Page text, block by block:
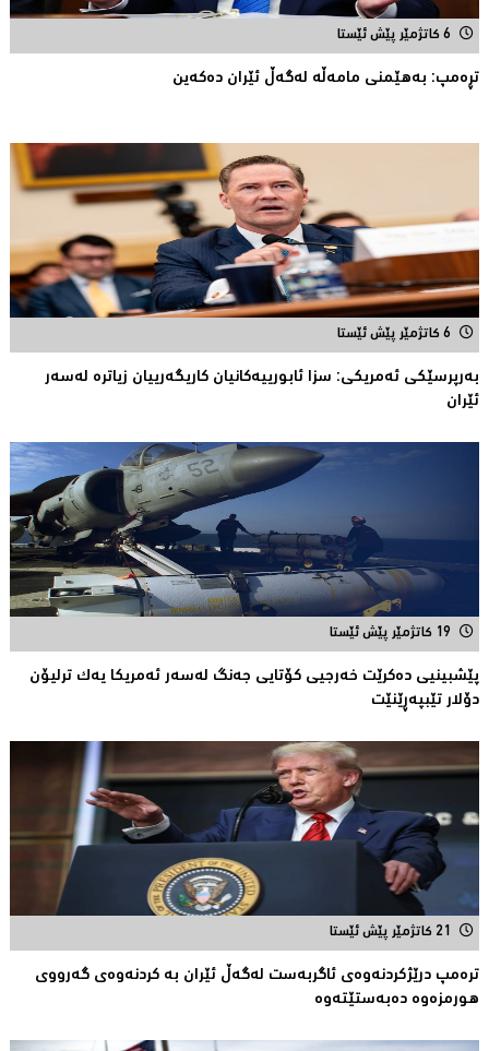
6 کاتژمێر پێش ئێستا
تڕەمپ: بەهێمنى مامەڵە لەگەڵ ئێران دەکەین
6 کاتژمێر پێش ئێستا
به‌رپرسێكی ئه‌مریكی: سزا ئابورییه‌كانیان كاریگه‌رییان زیاتره‌ له‌سه‌ر
ئێران
19 کاتژمێر پێش ئێستا
پێشبینیی دەكرێت خەرجیی كۆتایی جەنگ لەسەر ئەمریكا یەك ترلیۆن
دۆلار تێبپەڕێنێت
21 کاتژمێر پێش ئێستا
ترەمپ درێژكردنەوەی ئاگربەست لەگەڵ ئێران بە كردنەوەی گەرووی
هورمزەوە دەبەستێتەوە